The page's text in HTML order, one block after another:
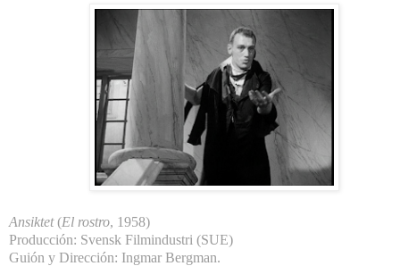
Ansiktet(El rostro, 1958)
Producción: Svensk Filmindustri (SUE)
Guión y Dirección: Ingmar Bergman.